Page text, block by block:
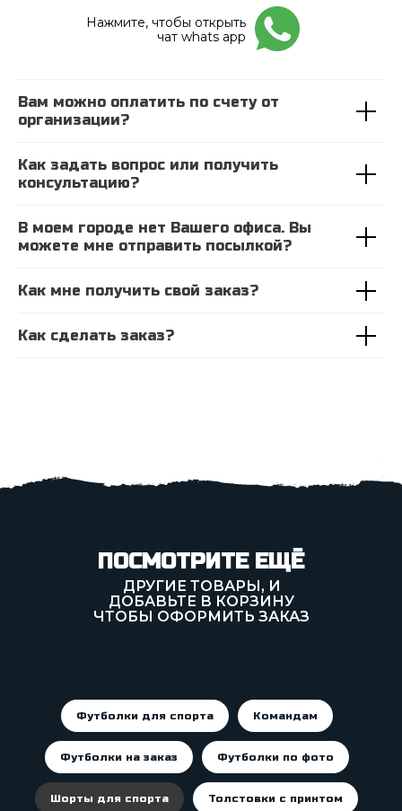
Нажмите, чтобы открыть
чат whats app
Вам можно оплатить по счету от
организации?
Как задать вопрос или получить
консультацию?
В моем городе нет Вашего офиса. Вы
можете мне отправить посылкой?
Как мне получить свой заказ?
Как сделать заказ?
ПОСМОТРИТЕ ЕЩЁ
ДРУГИЕ ТОВАРЫ, И
ДОБАВЬТЕ В КОРЗИНУ
ЧТОБЫ ОФОРМИТЬ ЗАКАЗ
Футболки для спорта Командам
Футболки на заказ Футболки по фото
Шорты для спорта Толстовки с принтом